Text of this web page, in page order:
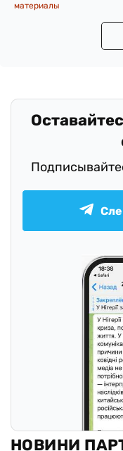
материалы